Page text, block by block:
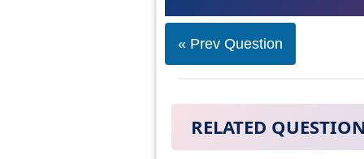
« Prev Question
RELATED